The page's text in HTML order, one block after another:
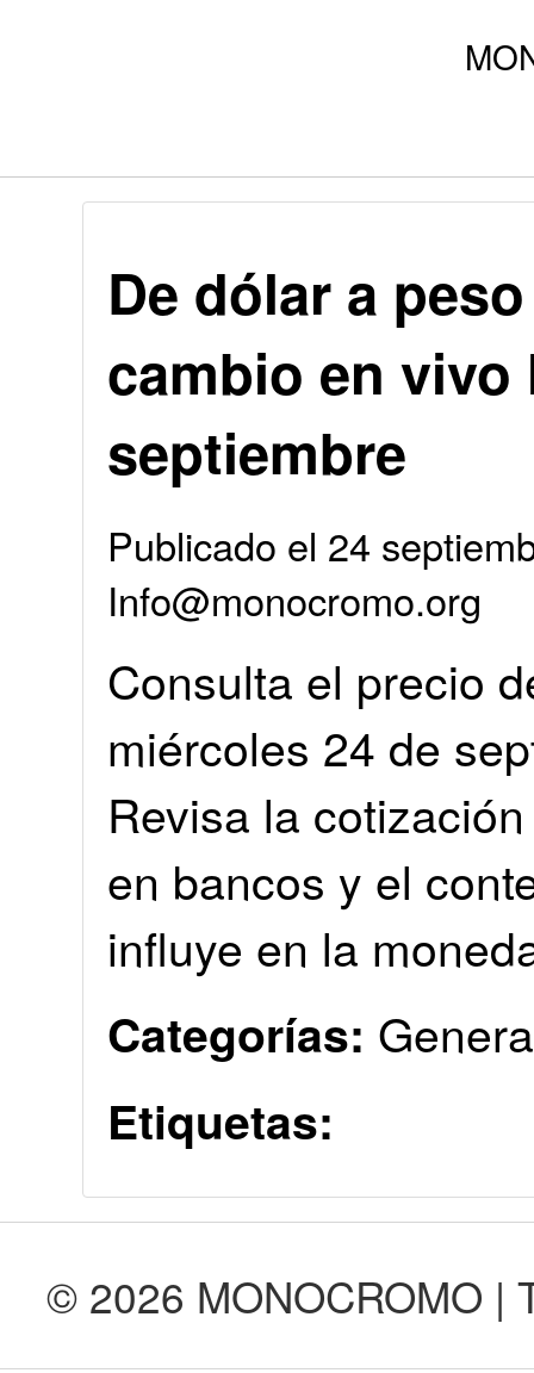
De dólar a
cambio en vivo
septiembre
Publicado el 24
Info@monocromo.org
Consulta el precio
miércoles 24 de
Revisa la
en bancos y el
influye en la
Categorías:
Etiquetas:
© 2026 MONOCROMO |